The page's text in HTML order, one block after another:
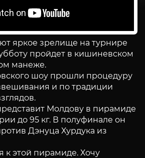
яркое зрелище на турнире
пройдет в кишиневском
манеже.
шоу прошли процедуру
и по традиции
Молдову в пирамиде
до 95 кг. В полуфинале он
Дэнуца Хурдука из
к этой пирамиде. Хочу